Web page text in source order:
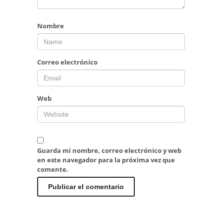
Nombre
Correo electrónico
Web
Guarda mi nombre, correo electrónico y web
en este navegador para la próxima vez que
comente.